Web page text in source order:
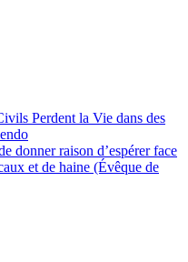
Perdent la Vie dans des
donner raison d’espérer face
et de haine (Évêque de